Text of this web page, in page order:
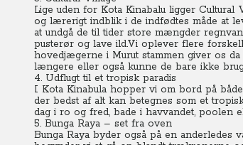
Lige uden for Kota Kinabalu ligger
og lærerigt indblik i de indfødtes måde at
at undgå de til tider store mængder
pusterør og lave ild.Vi oplever flere
hovedjægerne i Murut stammen giver os
længere eller også kunne de bare ikke
4. Udflugt til et tropisk paradis
I Kota Kinabula hopper vi om bord på
der bedst af alt kan betegnes som et
dag i ro og fred, bade i havvandet, poolen
5. Bunga Raya – set fra oven
Bunga Raya byder også på en